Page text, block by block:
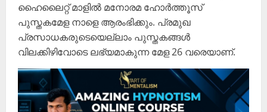
ഹൈലൈറ്റ് മാളിൽ മനോരമ ഹോർ‌ത്തൂസ്
പുസ്തകമേള നാളെ ആരംഭിക്കും. പ്രമുഖ
പ്രസാധകരുടെയെല്ലാം പുസ്തകങ്ങൾ
വിലക്കിഴിവോടെ ലഭ്യമാകുന്ന മേള 26 വരെയാണ്.